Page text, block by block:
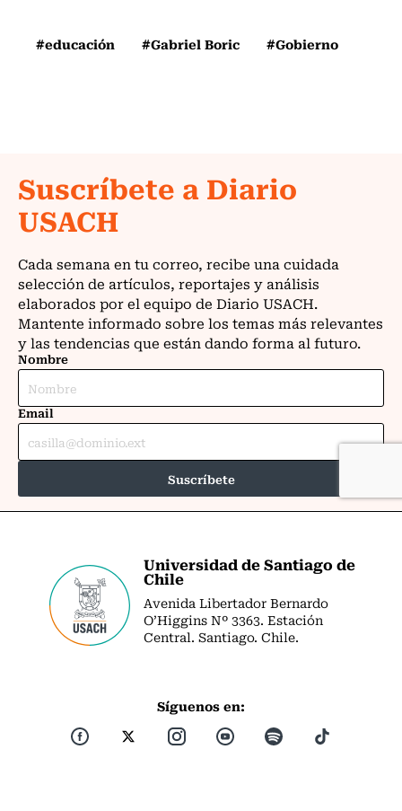
#educación #Gabriel Boric #Gobierno
Universidad de Santiago de
Chile
Avenida Libertador Bernardo
O’Higgins Nº 3363. Estación
Central. Santiago. Chile.
Síguenos en: